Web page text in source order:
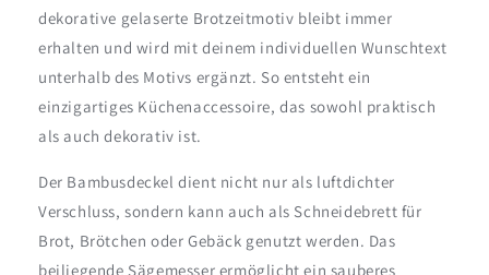
dekorative gelaserte Brotzeitmotiv bleibt immer
erhalten und wird mit deinem individuellen Wunschtext
unterhalb des Motivs ergänzt. So entsteht ein
einzigartiges Küchenaccessoire, das sowohl praktisch
als auch dekorativ ist.
Der Bambusdeckel dient nicht nur als luftdichter
Verschluss, sondern kann auch als Schneidebrett für
Brot, Brötchen oder Gebäck genutzt werden. Das
beiliegende Sägemesser ermöglicht ein sauberes